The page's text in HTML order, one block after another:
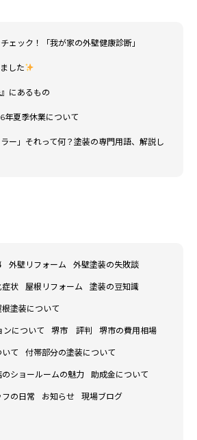
ェック！「我が家の外壁健康診断」
した
にあるもの
年夏季休業について
ラー」それって何？塗装の専門用語、解説し
外壁リフォーム 外壁塗装の失敗談
症状 屋根リフォーム 塗装の豆知識
根塗装について
ンについて 堺市 評判 堺市の費用相場
て 付帯部分の塗装について
のショールームの魅力 助成金について
フの日常 お知らせ 現場ブログ